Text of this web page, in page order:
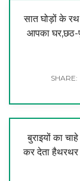
सात घोड़ों के
आपका घर,छठ-
बुराइयों का
कर देता हैथरथर